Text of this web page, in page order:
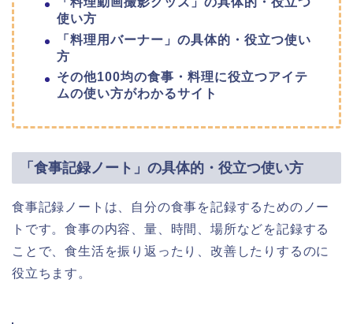
使い方
「料理用バーナー」の具体的・役立つ使い
方
その他100均の食事・料理に役立つアイテ
ムの使い方がわかるサイト
「食事記録ノート」の具体的・役立つ使い方
食事記録ノートは、自分の食事を記録するためのノー
トです。食事の内容、量、時間、場所などを記録する
ことで、食生活を振り返ったり、改善したりするのに
役立ちます。